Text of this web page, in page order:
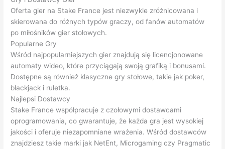
Oferta gier na Stake France jest niezwykle zróżnicowana i
skierowana do różnych typów graczy, od fanów automatów
po miłośników gier stołowych.
Popularne Gry
Wśród najpopularniejszych gier znajdują się licencjonowane
automaty wideo, które przyciągają swoją grafiką i bonusami.
Dostępne są również klasyczne gry stołowe, takie jak poker,
blackjack i ruletka.
Najlepsi Dostawcy
Stake France współpracuje z czołowymi dostawcami
oprogramowania, co gwarantuje, że każda gra jest wysokiej
jakości i oferuje niezapomniane wrażenia. Wśród dostawców
znajdziesz takie marki jak NetEnt, Microgaming czy Pragmatic